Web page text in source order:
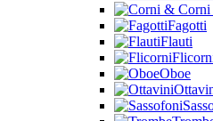
Fagotti
Flauti
Oboe